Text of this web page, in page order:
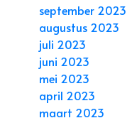
september 2023
augustus 2023
juli 2023
juni 2023
mei 2023
april 2023
maart 2023